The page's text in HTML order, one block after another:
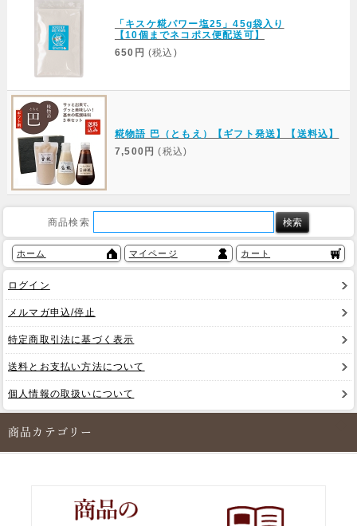
「キスケ糀パワー塩25」45g袋入り
【10個までネコポス便配送可】
650円 (税込)
糀物語 巴（ともえ）【ギフト発送】【送料込】
7,500円 (税込)
商品検索
ホーム マイページ カート
ログイン
メルマガ申込/停止
特定商取引法に基づく表示
送料とお支払い方法について
個人情報の取扱いについて
商品カテゴリー